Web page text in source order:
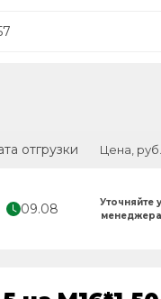
отгрузки Цена, руб.
09.08
Уточняйте у
менеджера